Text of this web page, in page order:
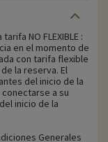
NO FLEXIBLE :
en el momento de
con tarifa flexible
la reserva. El
del inicio de la
a su
inicio de la
Generales